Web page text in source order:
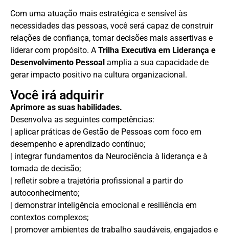
Com uma atuação mais estratégica e sensível às
necessidades das pessoas, você será capaz de construir
relações de confiança, tomar decisões mais assertivas e
liderar com propósito. A Trilha Executiva em Liderança e
Desenvolvimento Pessoal amplia a sua capacidade de
gerar impacto positivo na cultura organizacional.
Você irá adquirir
Aprimore as suas habilidades.
Desenvolva as seguintes competências:
| aplicar práticas de Gestão de Pessoas com foco em
desempenho e aprendizado contínuo;
| integrar fundamentos da Neurociência à liderança e à
tomada de decisão;
| refletir sobre a trajetória profissional a partir do
autoconhecimento;
| demonstrar inteligência emocional e resiliência em
contextos complexos;
| promover ambientes de trabalho saudáveis, engajados e